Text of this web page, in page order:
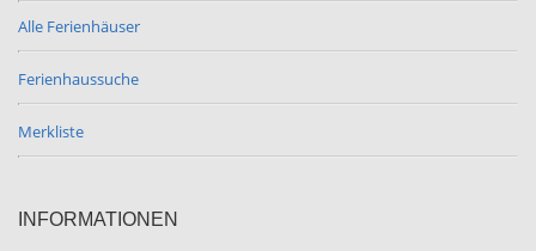
Alle Ferienhäuser
Ferienhaussuche
Merkliste
INFORMATIONEN